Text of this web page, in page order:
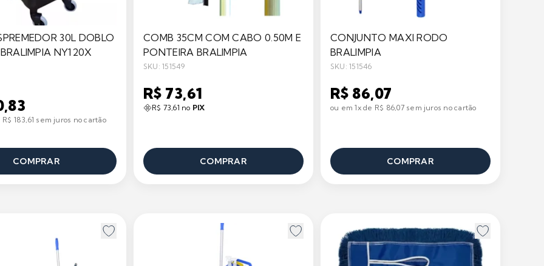
30L DOBLO
NY120X
183,61 sem juros no cartão
COMPRAR
COMB 35CM COM CABO 0.50M E
PONTEIRA BRALIMPIA
SKU: 151549
R$ 73,61
R$ 73,61 no PIX
COMPRAR
CONJUNTO MAXI RODO
BRALIMPIA
SKU: 151546
R$ 86,07
ou em 1x de R$ 86,07 sem juros no cartão
COMPRAR